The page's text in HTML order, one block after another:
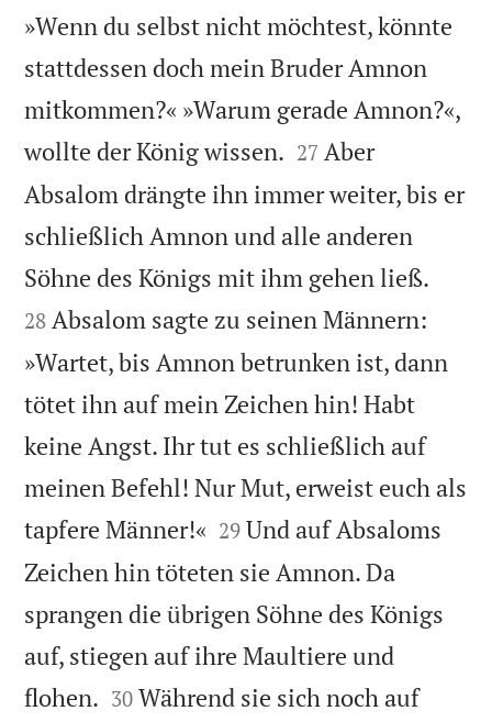
»Wenn du selbst nicht möchtest, könnte
stattdessen doch mein Bruder Amnon
mitkommen?« »Warum gerade Amnon?«,
wollte der König wissen. 

27 Aber
Absalom drängte ihn immer weiter, bis er
schließlich Amnon und alle anderen
Söhne des Königs mit ihm gehen ließ.
28 Absalom sagte zu seinen Männern:
»Wartet, bis Amnon betrunken ist, dann
tötet ihn auf mein Zeichen hin! Habt
keine Angst. Ihr tut es schließlich auf
meinen Befehl! Nur Mut, erweist euch als
tapfere Männer!« 

29 Und auf Absaloms
Zeichen hin töteten sie Amnon. Da
sprangen die übrigen Söhne des Königs
auf, stiegen auf ihre Maultiere und
flohen. 

30 Während sie sich noch auf